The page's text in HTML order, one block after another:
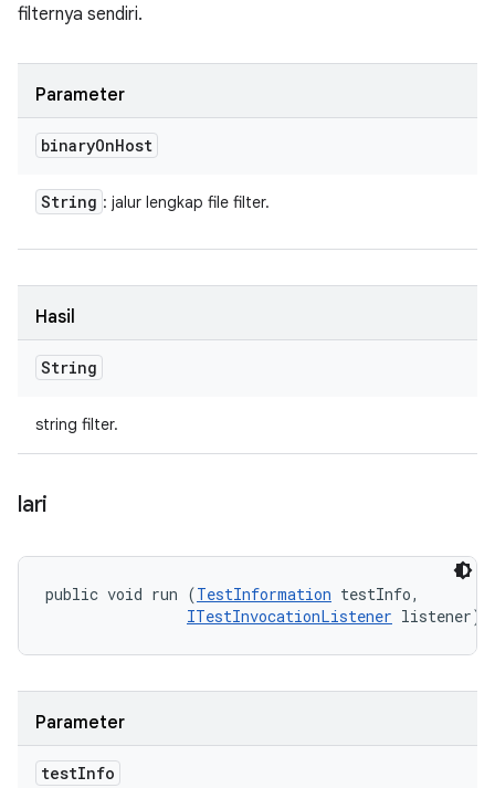
filternya sendiri.
Parameter
binaryOnHost
String : jalur lengkap file filter.
Hasil
String
string filter.
lari
public void run (TestInformation testInfo,
ITestInvocationListener listener)
Parameter
testInfo